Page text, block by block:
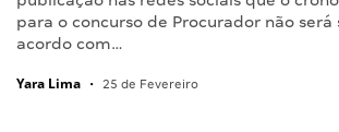
para o concurso de Procurador não será
acordo com…
Yara Lima • 25 de Fevereiro